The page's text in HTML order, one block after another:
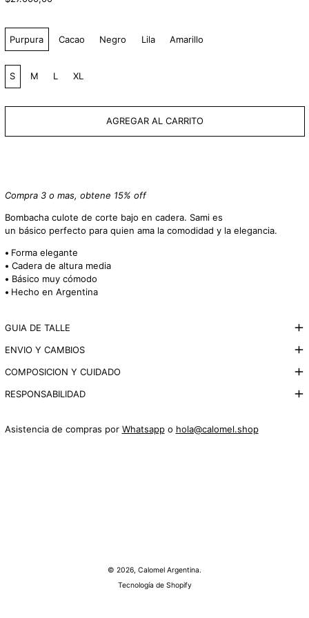
Color:
Purpura
Cacao Negro Lila Amarillo
Talle:
S
M L XL
AGREGAR AL CARRITO
Compra 3 o mas, obtene 15% off
Bombacha culote de corte bajo en cadera. Sami es
un básico perfecto para quien ama la comodidad y la elegancia.
• Forma elegante
• Cadera de altura media
• Básico muy cómodo
• Hecho en Argentina
GUIA DE TALLE
ENVIO Y CAMBIOS
COMPOSICION Y CUIDADO
RESPONSABILIDAD
Asistencia de compras por Whatsappo hola@calomel.shop
© 2026, Calomel Argentina.
Tecnología de Shopify